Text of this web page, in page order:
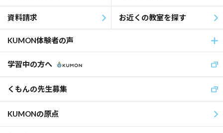
資料請求 お近くの教室を探す
KUMON体験者の声
学習中の方へ
くもんの先生募集
KUMONの原点